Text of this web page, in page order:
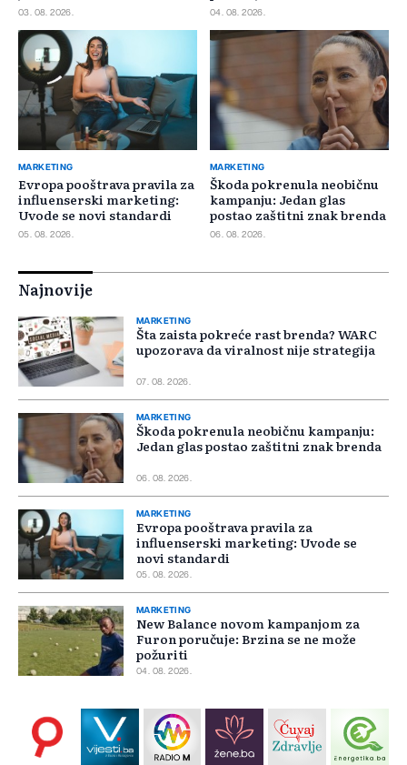
03. 08. 2026.
požuriti
04. 08. 2026.
MARKETING
Evropa pooštrava pravila za
influenserski marketing:
Uvode se novi standardi
05. 08. 2026.
MARKETING
Škoda pokrenula neobičnu
kampanju: Jedan glas
postao zaštitni znak brenda
06. 08. 2026.
Najnovije
MARKETING
Šta zaista pokreće rast brenda? WARC
upozorava da viralnost nije strategija
07. 08. 2026.
MARKETING
Škoda pokrenula neobičnu kampanju:
Jedan glas postao zaštitni znak brenda
06. 08. 2026.
MARKETING
Evropa pooštrava pravila za
influenserski marketing: Uvode se
novi standardi
05. 08. 2026.
MARKETING
New Balance novom kampanjom za
Furon poručuje: Brzina se ne može
požuriti
04. 08. 2026.